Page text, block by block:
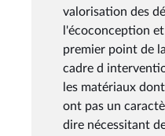
valorisation des
l'écoconception
premier point de
cadre d
les matériaux
ont pas un
dire nécessitant